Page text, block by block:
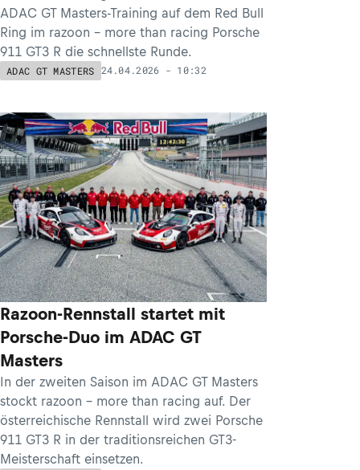
ADAC GT Masters-Training auf dem Red Bull
Ring im razoon - more than racing Porsche
911 GT3 R die schnellste Runde.
ADAC GT MASTERS 24.04.2026 - 10:32
Razoon-Rennstall startet mit
Porsche-Duo im ADAC GT
Masters
In der zweiten Saison im ADAC GT Masters
stockt razoon - more than racing auf. Der
österreichische Rennstall wird zwei Porsche
911 GT3 R in der traditionsreichen GT3-
Meisterschaft einsetzen.